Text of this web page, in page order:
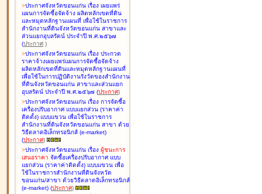
>ประกาศจังหวัดขอนแก่น เรื่อง เผยแพร่
แผนการจัดซื้อจัดจ้าง ผลิตหลักเขตที่ดิน
และหมุดหลักฐานแผนที่ เพื่อใช้ในราชการ
สำนักงานที่ดินจังหวัดขอนแก่น สาขาและ
ส่วนแยกอุบลรัตน์ ประจำปี พ.ศ.๒๕๖๗
(ประกาศ )
>ประกาศจังหวัดขอนแก่น เรื่อง ประกวด
ราคาจ้างเผยแพร่แผนการจัดซื้อจัดจ้าง
ผลิตหลักเขตที่ดินและหมุดหลักฐานแผนที่
เพื่อใช้ในการปฏิบัติงานรังวัดของสำนักงาน
ที่ดินจังหวัดขอนแก่น สาขาและส่วนแยก
อุบลรัตน์ ประจำปี พ.ศ.๒๕๖๗ (ประกาศ)
>ประกาศจังหวัดขอนแก่น เรื่อง การจัดซื้อ
เครื่องปรับอากาศ แบบแยกส่วน (ราคาค่า
ติดตั้ง) แบบแขวน เพื่อใช้ในราชการ
สำนักงานที่ดินจังหวัดขอนแก่น สาขา ด้วย
วิธีตลาดอิเล็กทรอนิกส์ (e-market)
(ประกาศ)
>ประกาศจังหวัดขอนแก่น เรื่อง ผู้ชนะการ
เสนอราคา จัดซื้อเครื่องปรับอากาศ แบบ
แยกส่วน (ราคาค่าติดตั้ง) แบบแขวน เพื่อ
ใช้ในราชการสำนักงานที่ดินจังหวัด
ขอนแก่น/สาขา ด้วยวิธีตลาดอิเล็กทรอนิกส์
(e-market) (ประกาศ)